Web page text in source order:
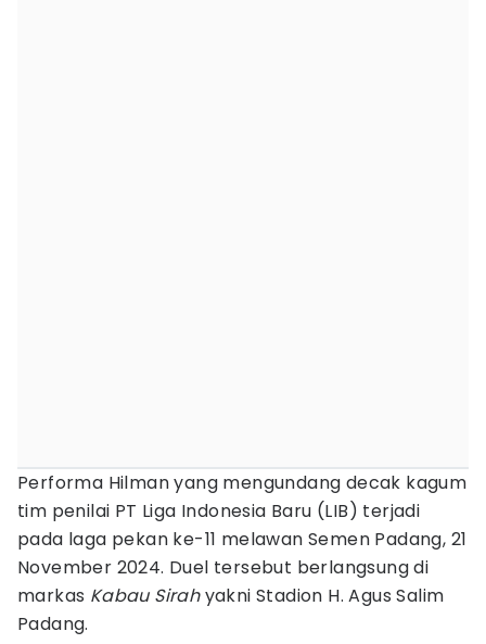
Performa Hilman yang mengundang decak kagum
tim penilai PT Liga Indonesia Baru (LIB) terjadi
pada laga pekan ke-11 melawan Semen Padang, 21
November 2024. Duel tersebut berlangsung di
markas Kabau Sirahyakni Stadion H. Agus Salim
Padang.